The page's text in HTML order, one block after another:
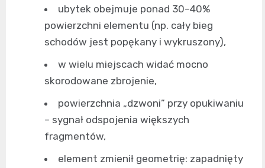
ubytek obejmuje ponad 30–40%
powierzchni elementu (np. cały bieg
schodów jest popękany i wykruszony),
w wielu miejscach widać mocno
skorodowane zbrojenie,
powierzchnia „dzwoni” przy opukiwaniu
– sygnał odspojenia większych
fragmentów,
element zmienił geometrię: zapadnięty